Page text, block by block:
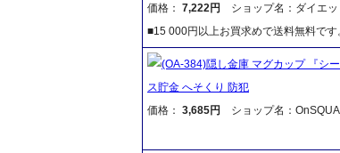
価格： 7,222円
ショップ名：ダイエッ
■15 000円以上お買求めで送料無料です
(OA-384)隠し金庫 マグカップ 『シ
ス貯金 へそくり 防犯
価格： 3,685円 ショップ名：